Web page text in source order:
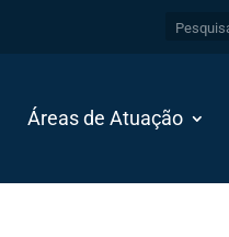
Áreas de Atuação